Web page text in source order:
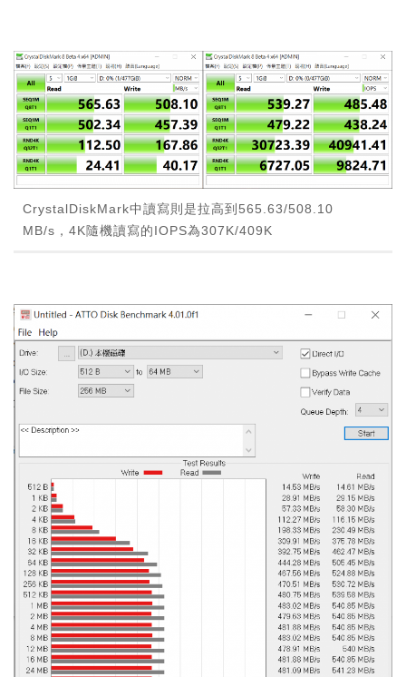
CrystalDiskMark中讀寫則是拉高到565.63/508.10
MB/s，4K隨機讀寫的IOPS為307K/409K